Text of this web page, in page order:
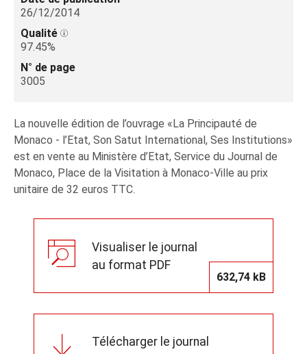
26/12/2014
Qualité
97.45%
N° de page
3005
La nouvelle édition de l’ouvrage «La Principauté de
Monaco - l’Etat, Son Satut International, Ses Institutions»
est en vente au Ministère d’Etat, Service du Journal de
Monaco, Place de la Visitation à Monaco-Ville au prix
unitaire de 32 euros TTC.
Visualiser le journal
au format PDF
632,74 kB
Télécharger le journal